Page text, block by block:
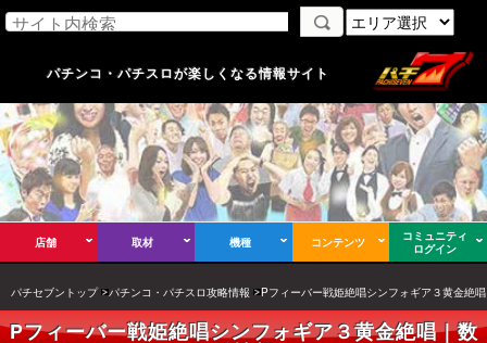
パチンコ・パチスロが楽しくなる情報サイト
店舗 取材 機種 コンテンツ
コミュニティ
ログイン
パチセブントップ パチンコ・パチスロ攻略情報 Pフィーバー戦姫絶唱シンフォギア３黄金絶唱
Pフィーバー戦姫絶唱シンフォギア３黄金絶唱｜数